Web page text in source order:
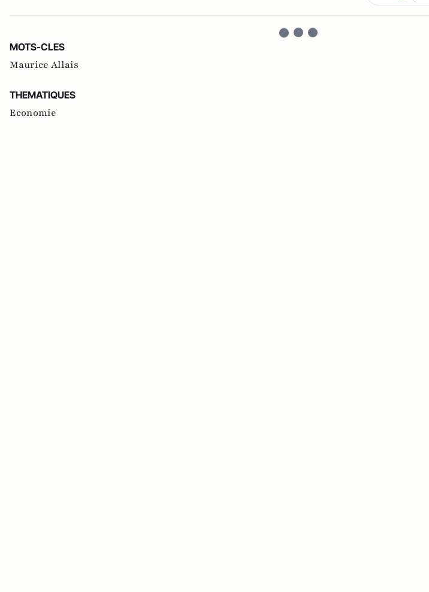
MOTS-CLES
Maurice Allais
THEMATIQUES
Economie